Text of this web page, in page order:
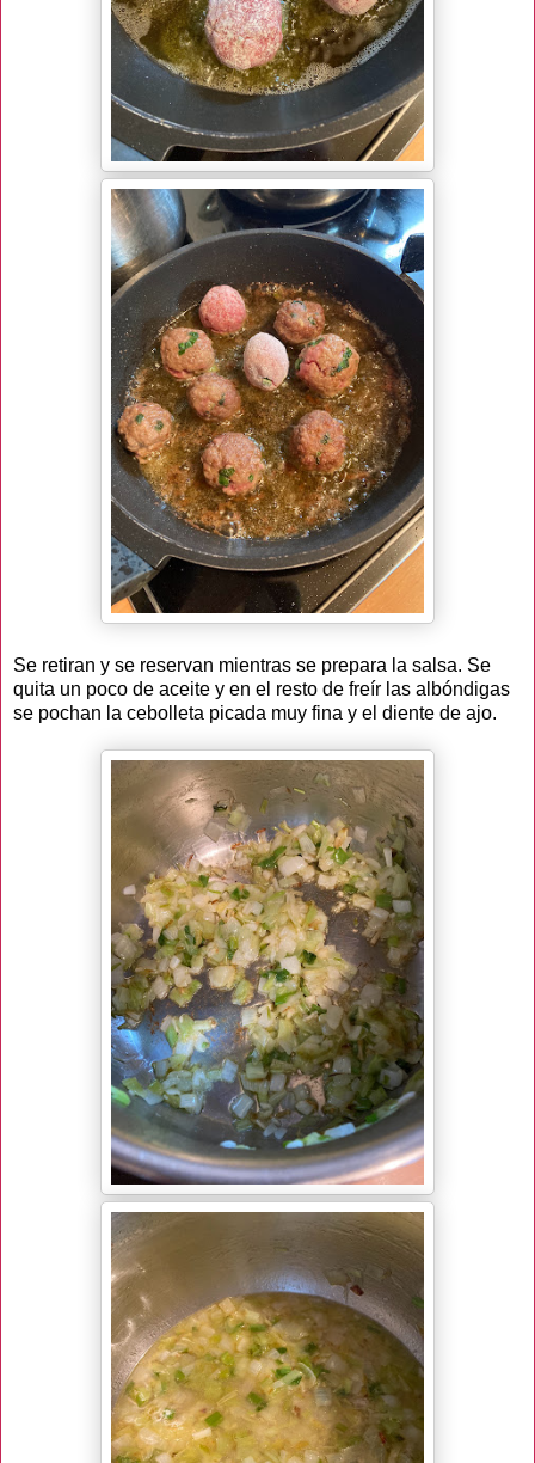
Se retiran y se reservan mientras se prepara la salsa. Se
quita un poco de aceite y en el resto de freír las albóndigas
se pochan la cebolleta picada muy fina y el diente de ajo.